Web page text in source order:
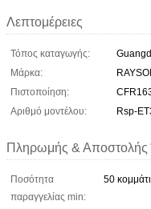
Λεπτομέρειες
Τόπος καταγωγής:
Μάρκα:
Πιστοποίηση:
Αριθμό μοντέλου:
Rsp-
Πληρωμής & Αποστολής
Ποσότητα
παραγγελίας min:
50